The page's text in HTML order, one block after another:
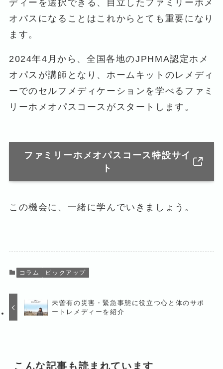
ディーを選択できる、自立したファミリーホメ
オパスになることはこれからとても重要になり
ます。
2024年4月から、全国各地のJPHMA認定ホメ
オパスが講師となり、ホームキットのレメディ
ーでのセルフメディケーションを学べるファミ
リーホメオパスコースがスタートします。
ファミリーホメオパスコース特設サイ
ト
この機会に、一緒に学んでいきましょう。
コラム ピックアップ
未曽有の災害・緊急事態に役立つ心と体のサポ
ートレメディーを紹介
こんな記事も読まれています